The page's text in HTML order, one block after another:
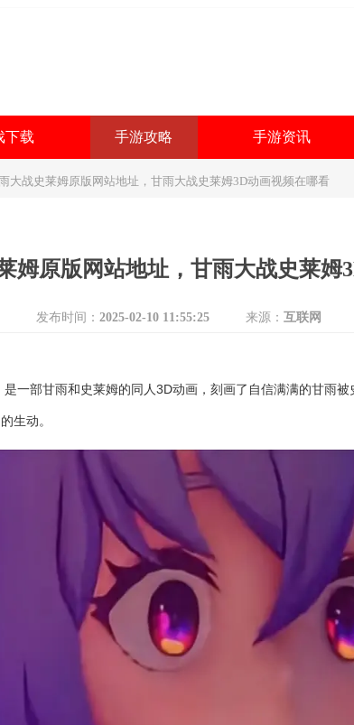
下载 手游攻略 手游资讯
大战史莱姆原版网站地址，甘雨大战史莱姆3D动画视频在哪看
姆原版网站地址，甘雨大战史莱姆
发布时间： 2025-02-10 11:55:25 来源： 互联网
一部甘雨和史莱姆的同人3D动画，刻画了自信满满的甘雨
生动。